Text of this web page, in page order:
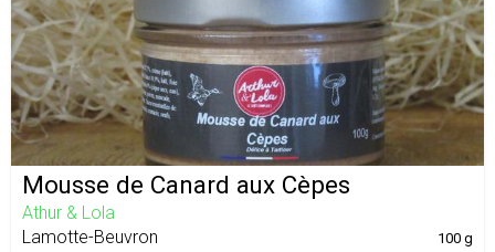
Mousse de Canard aux Cèpes
Athur & Lola
Lamotte-Beuvron
100 g